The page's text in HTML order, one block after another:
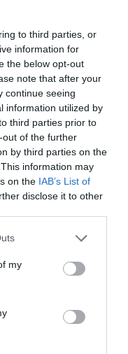
to third parties, or
information for
the below opt-out
note that after your
continue seeing
information utilized by
third parties prior to
of the further
by third parties on the
information may
on the IAB’s List of
disclose it to other
one or more Google
You may click to
third-party tags to
in below Google
my
για την
την ενεργειακή
Αίγυπτο:
με βάση το Διεθνές
→